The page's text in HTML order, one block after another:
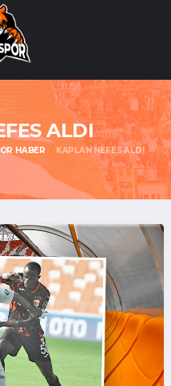
ALDI
HABER KAPLAN NEFES ALDI